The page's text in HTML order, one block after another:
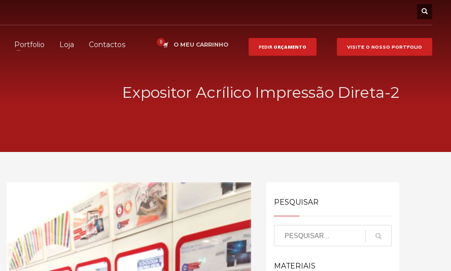
Portfolio Loja Contactos O MEU CARRINHO PEDIR ORÇAMENTO VISITE O NOSSO PORTFOLIO
Expositor Acrílico Impressão Direta-2
PESQUISAR
MATERIAIS